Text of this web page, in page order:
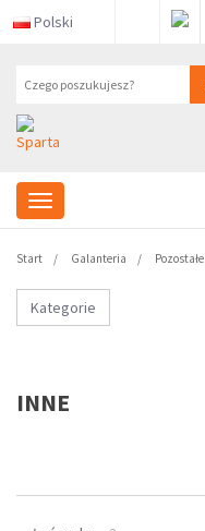
Polski
Start Galanteria Pozostałe
Kategorie
INNE